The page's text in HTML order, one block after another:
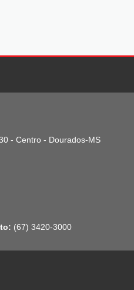
- Centro - Dourados-MS
(67) 3420-3000